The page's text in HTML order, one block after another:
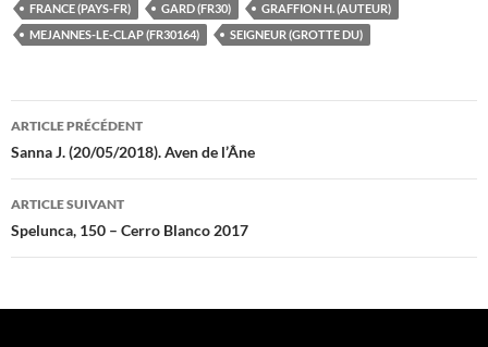
FRANCE (PAYS-FR) GARD (FR30)
GRAFFION H. (AUTEUR)
MEJANNES-LE-CLAP (FR30164)
SEIGNEUR (GROTTE DU)
Navigation
des
articles
ARTICLE PRÉCÉDENT
Sanna J. (20/05/2018). Aven de l’Âne
ARTICLE SUIVANT
Spelunca, 150 – Cerro Blanco 2017